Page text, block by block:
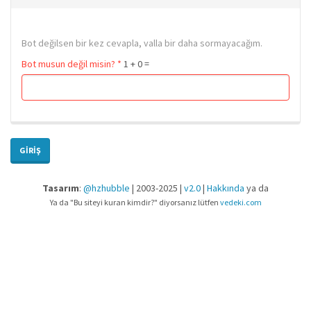
Bot değilsen bir kez cevapla, valla bir daha sormayacağım.
Bot musun değil misin? * 1 + 0 =
GIRIŞ
Tasarım: @hzhubble | 2003-2025 | v2.0| Hakkında ya da
Ya da "Bu siteyi kuran kimdir?" diyorsanız lütfen vedeki.com